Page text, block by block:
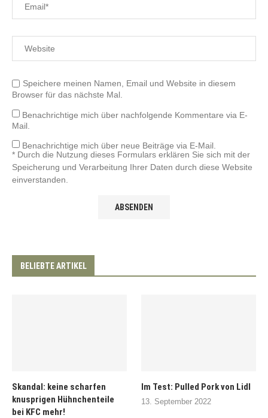
Speichere meinen Namen, Email und Website in diesem
Browser für das nächste Mal.
Benachrichtige mich über nachfolgende Kommentare via E-
Mail.
Benachrichtige mich über neue Beiträge via E-Mail.
* Durch die Nutzung dieses Formulars erklären Sie sich mit der
Speicherung und Verarbeitung Ihrer Daten durch diese Website
einverstanden.
BELIEBTE ARTIKEL
Skandal: keine scharfen
knusprigen Hühnchenteile
bei KFC mehr!
Im Test: Pulled Pork von Lidl
13. September 2022